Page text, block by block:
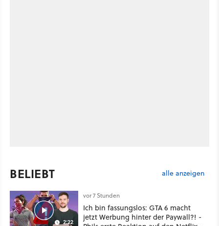
BELIEBT alle anzeigen
2:22
vor 7 Stunden
Ich bin fassungslos: GTA 6 macht
jetzt Werbung hinter der Paywall?! -